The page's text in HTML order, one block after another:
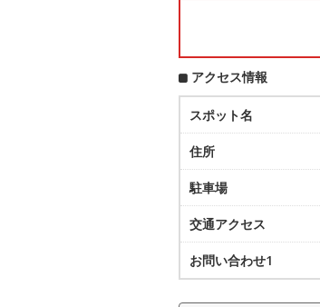
アクセス情報
スポット名
住所
駐車場
交通アクセス
お問い合わせ1